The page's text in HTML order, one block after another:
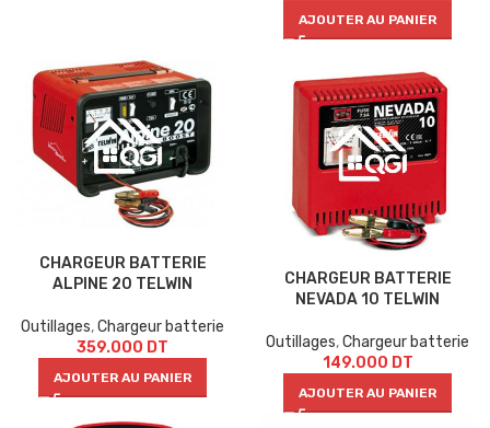
AJOUTER AU PANIER
CHARGEUR BATTERIE
ALPINE 20 TELWIN
Outillages,Chargeur batterie
359.000 DT
AJOUTER AU PANIER
CHARGEUR BATTERIE
NEVADA 10 TELWIN
Outillages,Chargeur batterie
149.000 DT
AJOUTER AU PANIER